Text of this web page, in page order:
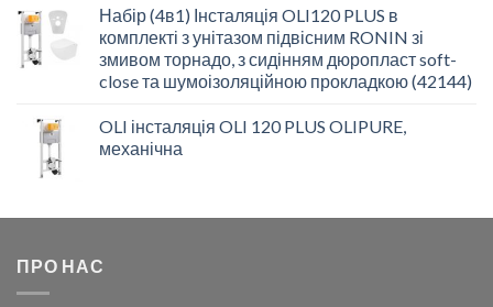
Набір (4в1) Інсталяція OLI120 PLUS в
комплекті з унітазом підвісним RONIN зі
змивом торнадо, з сидінням дюропласт soft-
close та шумоізоляційною прокладкою (42144)
OLI інсталяція OLI 120 PLUS OLIPURE,
механічна
ПРО НАС